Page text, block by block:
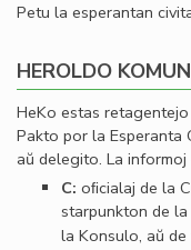
Petu la esperantan
HEROLDO
HeKo estas
Pakto por la Esperanta
aŭ delegito. La informoj
C: oﬁcialaj de la
starpunkton de
la Konsulo, aŭ